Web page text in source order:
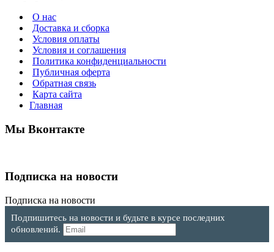
О нас
Доставка и сборка
Условия оплаты
Условия и соглашения
Политика конфиденциальности
Публичная оферта
Обратная связь
Карта сайта
Главная
Мы Вконтакте
Подписка на новости
Подписка на новости
Подпишитесь на новости и будьте в курсе последних
обновлений.